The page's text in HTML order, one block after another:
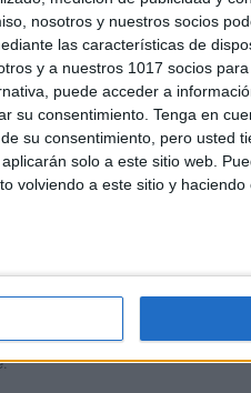
nosotros y nuestros socios
las características de
y a nuestros 1017 socios
puede acceder a
su consentimiento. Tenga en
su consentimiento, pero usted
solo a este sitio web.
volviendo a este sitio y
personal de dos profesores
de los contenidos que
del tiempo, que sus tareas como